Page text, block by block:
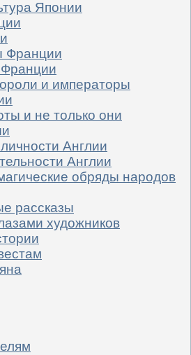
Японии
Франции
и императоры
и не только они
Англии
Англии
обряды народов
рассказы
художников